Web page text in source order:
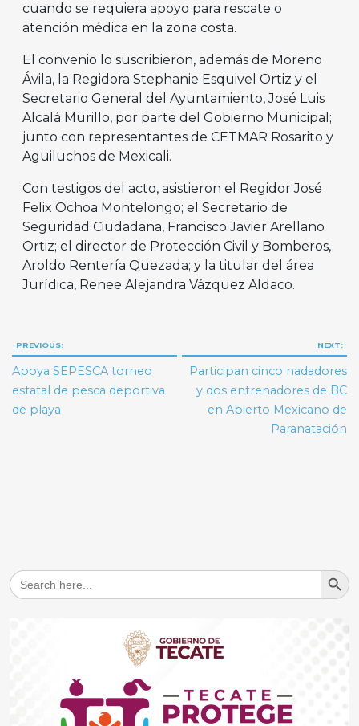
cuando se requiera apoyo para rescate o
atención médica en la zona costa.
El convenio lo suscribieron, además de Moreno
Ávila, la Regidora Stephanie Esquivel Ortiz y el
Secretario General del Ayuntamiento, José Luis
Alcalá Murillo, por parte del Gobierno Municipal;
junto con representantes de CETMAR Rosarito y
Aguiluchos de Mexicali.
Con testigos del acto, asistieron el Regidor José
Felix Ochoa Montelongo; el Secretario de
Seguridad Ciudadana, Francisco Javier Arellano
Ortiz; el director de Protección Civil y Bomberos,
Aroldo Rentería Quezada; y la titular del área
Jurídica, Renee Alejandra Vázquez Aldaco.
Navegación
de
entradas
PREVIOUS:
Apoya SEPESCA torneo
estatal de pesca deportiva
de playa
NEXT:
Participan cinco nadadores
y dos entrenadores de BC
en Abierto Mexicano de
Paranatación
Search
for:
Search